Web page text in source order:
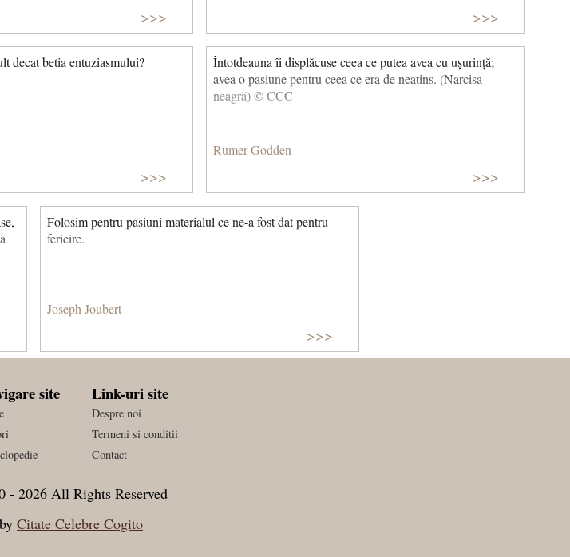
>>> >>>
decat betia entuziasmului?
>>>
Întotdeauna îi displăcuse ceea ce putea avea cu ușurință;
avea o pasiune pentru ceea ce era de neatins. (Narcisa
neagră) © CCC
Rumer Godden
>>>
Folosim pentru pasiuni materialul ce ne-a fost dat pentru
fericire.
Joseph Joubert
>>>
site Link-uri site
Despre noi
Termeni si conditii
Contact
- 2026 All Rights Reserved
Citate Celebre Cogito